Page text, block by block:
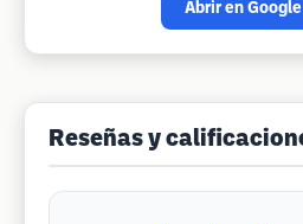
Abrir en
Reseñas y